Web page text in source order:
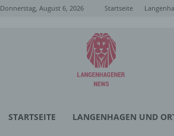
Donnerstag, August 6, 2026 Startseite
Langenhagener
News
STARTSEITE LANGENHAGEN UND